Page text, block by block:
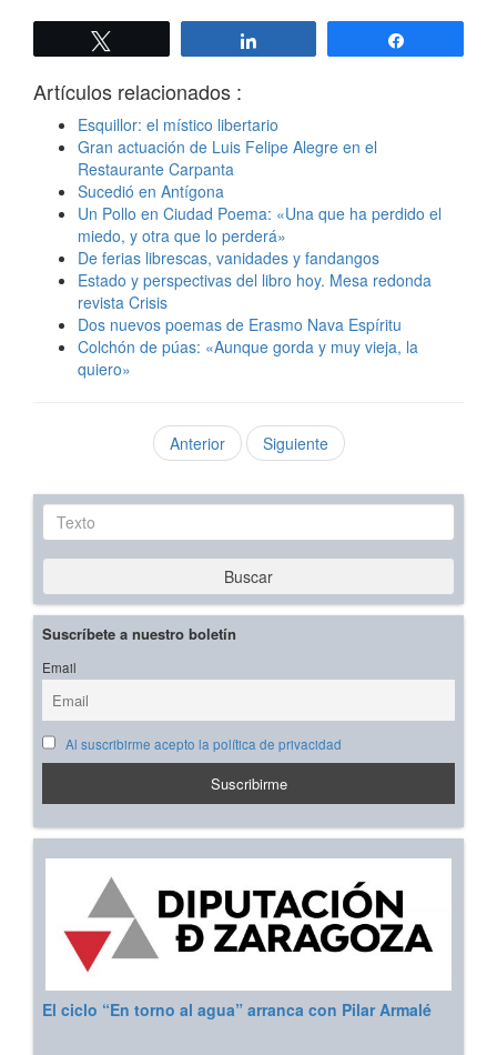
Artículos relacionados :
Esquillor: el místico libertario
Gran actuación de Luis Felipe Alegre en el
Restaurante Carpanta
Sucedió en Antígona
Un Pollo en Ciudad Poema: «Una que ha perdido el
miedo, y otra que lo perderá»
De ferias librescas, vanidades y fandangos
Estado y perspectivas del libro hoy. Mesa redonda
revista Crisis
Dos nuevos poemas de Erasmo Nava Espíritu
Colchón de púas: «Aunque gorda y muy vieja, la
quiero»
Anterior Siguiente
Texto
Buscar
Suscríbete a nuestro boletín
Email
Al suscribirme acepto la política de privacidad
El ciclo “En torno al agua” arranca con Pilar Armalé